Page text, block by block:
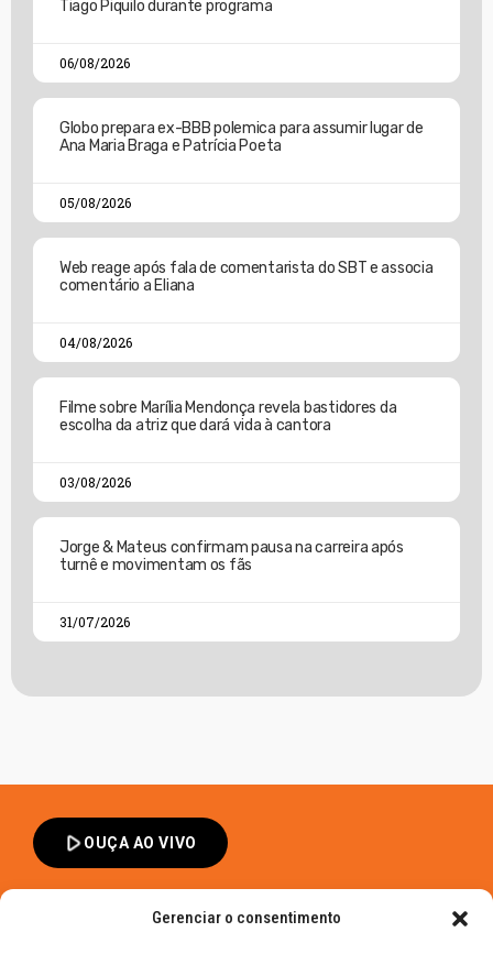
Gerenciar o consentimento
Tiago Piquilo durante programa
06/08/2026
Globo prepara ex-BBB polemica para assumir lugar de
Ana Maria Braga e Patrícia Poeta
05/08/2026
Web reage após fala de comentarista do SBT e associa
comentário a Eliana
04/08/2026
Filme sobre Marília Mendonça revela bastidores da
escolha da atriz que dará vida à cantora
03/08/2026
Jorge & Mateus confirmam pausa na carreira após
turnê e movimentam os fãs
31/07/2026
play_arrowOUÇA AO VIVO